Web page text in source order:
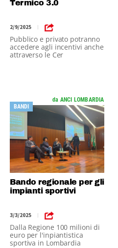
Termico 3.0
2/9/2025 |
Pubblico e privato potranno
accedere agli incentivi anche
attraverso le Cer
da ANCI LOMBARDIA
BANDI
Bando regionale per gli
impianti sportivi
3/3/2025 |
Dalla Regione 100 milioni di
euro per l'inpiantistica
sportiva in Lombardia